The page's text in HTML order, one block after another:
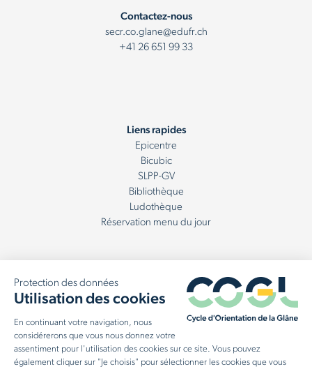
Contactez-nous
secr.co.glane@edufr.ch
+41 26 651 99 33
Liens rapides
Epicentre
Bicubic
SLPP-GV
Bibliothèque
Ludothèque
Réservation menu du jour